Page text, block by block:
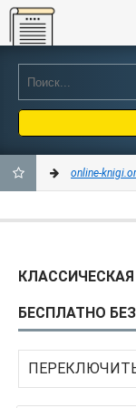
Online-
ЗАКЛАДКИ
online-
БЕСПЛАТНО